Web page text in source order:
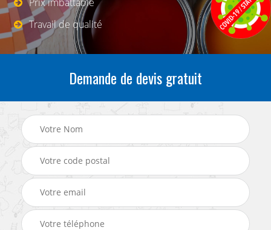
Travail de qualité
Demande de devis gratuit